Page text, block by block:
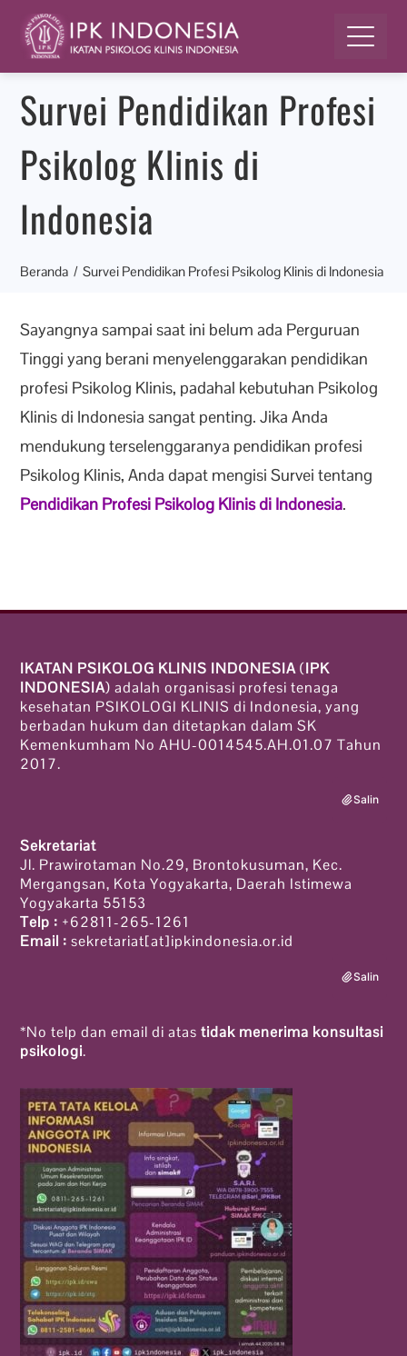
Survei Pendidikan Profesi
Psikolog Klinis di
Indonesia
Beranda Survei Pendidikan Profesi Psikolog Klinis di Indonesia
Sayangnya sampai saat ini belum ada Perguruan
Tinggi yang berani menyelenggarakan pendidikan
profesi Psikolog Klinis, padahal kebutuhan Psikolog
Klinis di Indonesia sangat penting. Jika Anda
mendukung terselenggaranya pendidikan profesi
Psikolog Klinis, Anda dapat mengisi Survei tentang
Pendidikan Profesi Psikolog Klinis di Indonesia.
IKATAN PSIKOLOG KLINIS INDONESIA(IPK
INDONESIA) adalah organisasi profesi tenaga
kesehatan PSIKOLOGI KLINIS di Indonesia, yang
berbadan hukum dan ditetapkan dalam SK
Kemenkumham No AHU-0014545.AH.01.07 Tahun
2017.
Salin
Sekretariat
Jl. Prawirotaman No.29, Brontokusuman, Kec.
Mergangsan, Kota Yogyakarta, Daerah Istimewa
Yogyakarta 55153
Telp : +62811-265-1261
Email : sekretariat[at]ipkindonesia.or.id
Salin
*No telp dan email di atastidak menerima konsultasi
psikologi.